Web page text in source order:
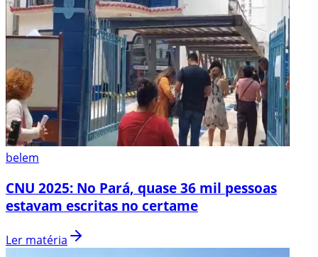
belem
CNU 2025: No Pará, quase 36 mil pessoas
estavam escritas no certame
Ler matéria